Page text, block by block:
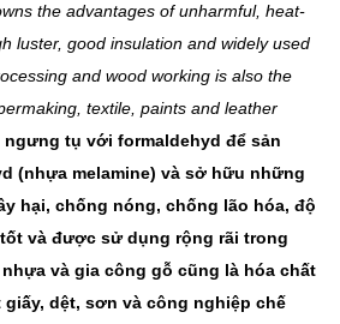
the advantages of unharmful, heat-
luster, good insulation and widely used
and wood working is also the
textile, paints and leather
ngưng tụ với formaldehyd để sản
(nhựa melamine) và sở hữu những
hại, chống nóng, chống lão hóa, độ
và được sử dụng rộng rãi trong
và gia công gỗ cũng là hóa chất
dệt, sơn và công nghiệp chế